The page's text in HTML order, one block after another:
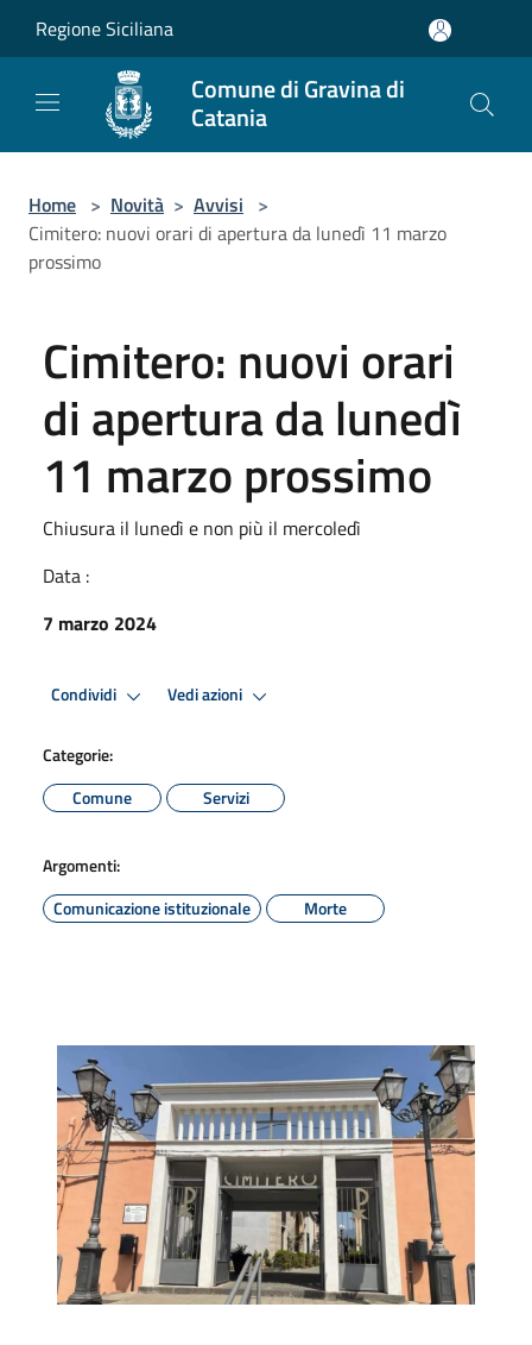
Regione Siciliana
Comune di Gravina di
Catania
Home > Novità > Avvisi >
Cimitero: nuovi orari di apertura da lunedì 11 marzo
prossimo
Cimitero: nuovi orari
di apertura da lunedì
11 marzo prossimo
Chiusura il lunedì e non più il mercoledì
Data :
7 marzo 2024
Condividi Vedi azioni
Categorie:
Comune
Servizi
Argomenti:
Comunicazione istituzionale
Morte